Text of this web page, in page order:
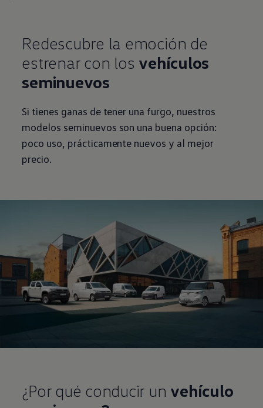
Redescubre la emoción de
estrenar con los vehículos
seminuevos
Si tienes ganas de tener una furgo, nuestros
modelos seminuevos son una buena opción:
poco uso, prácticamente nuevos y al mejor
precio.
¿Por qué conducir un vehículo